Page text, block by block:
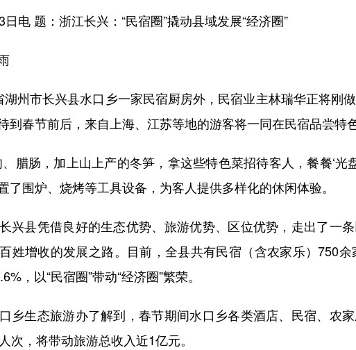
题：浙江长兴：“民宿圈”撬动县域发展“经济圈”
市长兴县水口乡一家民宿厨房外，民宿业主林瑞华正将刚
到春节前后，来自上海、江苏等地的游客将一同在民宿品尝特
肠，加上山上产的冬笋，拿这些特色菜招待客人，餐餐‘光
了围炉、烧烤等工具设备，为客人提供多样化的休闲体验。
县凭借良好的生态优势、旅游优势、区位优势，走出了一条
姓增收的发展之路。目前，全县共有民宿（含农家乐）750余
，以“民宿圈”带动“经济圈”繁荣。
生态旅游办了解到，春节期间水口乡各类酒店、民宿、农家
次，将带动旅游总收入近1亿元。